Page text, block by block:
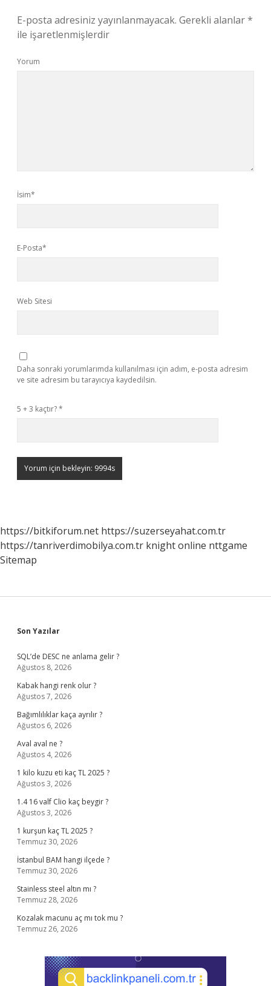
E-posta adresiniz yayınlanmayacak. Gerekli alanlar*
ile işaretlenmişlerdir
Yorum
İsim*
E-Posta*
Web Sitesi
Daha sonraki yorumlarımda kullanılması için adım, e-posta adresim
ve site adresim bu tarayıcıya kaydedilsin.
5 + 3 kaçtır?*
https://bitkiforum.net https://suzerseyahat.com.tr
https://tanriverdimobilya.com.tr knight online nttgame
Sitemap
Sidebar
Son Yazılar
SQL’de DESC ne anlama gelir ?
Ağustos 8, 2026
Kabak hangi renk olur ?
Ağustos 7, 2026
Bağımlılıklar kaça ayrılır ?
Ağustos 6, 2026
Aval aval ne ?
Ağustos 4, 2026
1 kilo kuzu eti kaç TL 2025 ?
Ağustos 3, 2026
1.4 16 valf Clio kaç beygir ?
Ağustos 3, 2026
1 kurşun kaç TL 2025 ?
Temmuz 30, 2026
İstanbul BAM hangi ilçede ?
Temmuz 30, 2026
Stainless steel altın mı ?
Temmuz 28, 2026
Kozalak macunu aç mı tok mu ?
Temmuz 26, 2026